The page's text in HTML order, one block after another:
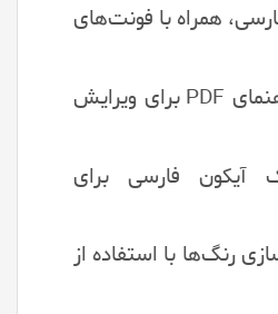
همراه با فونت‌های
✅ شامل فایل راهنمای PDF برای ویرایش
آیکون فارسی برای
رنگ‌ها با استفاده از